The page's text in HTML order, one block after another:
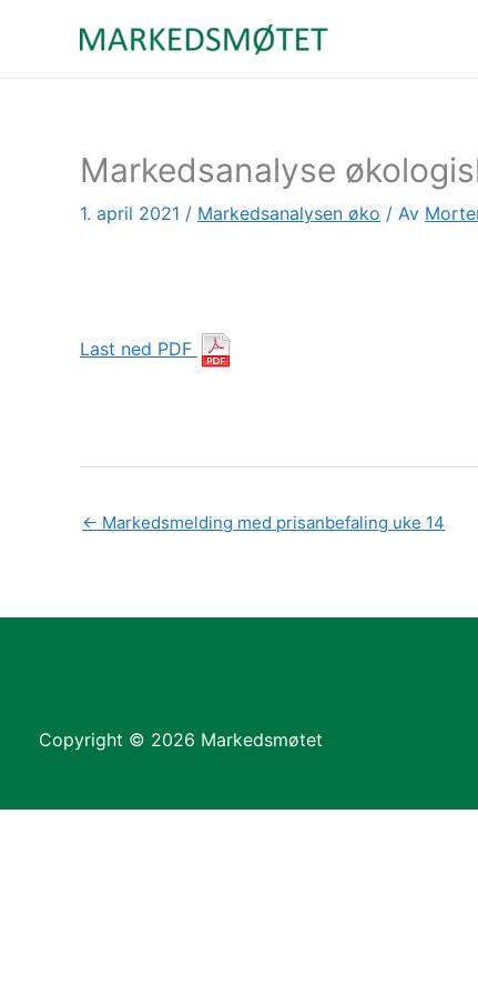
Markedsanalyse
1. april 2021 / Markedsanalysen øko / Av
Last ned PDF
← Markedsmelding med prisanbefaling uke 14
Copyright © 2026 Markedsmøtet